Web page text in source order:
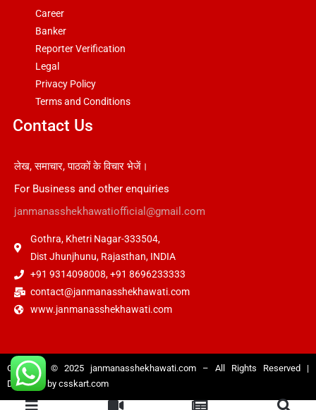
Career
Banker
Reporter Verification
Legal
Privacy Policy
Terms and Conditions
Contact Us
लेख, समाचार, पाठकों के विचार भेजें।
For Business and other enquiries
janmanasshekhawatiofficial@gmail.com
Gothra, Khetri Nagar-333504,
Dist Jhunjhunu, Rajasthan, INDIA
+91 9314098008, +91 8696233333
contact@janmanasshekhawati.com
www.janmanasshekhawati.com
Copyright © 2025 janmanasshekhawati.com – All Rights Reserved |
Designed by csskart.com